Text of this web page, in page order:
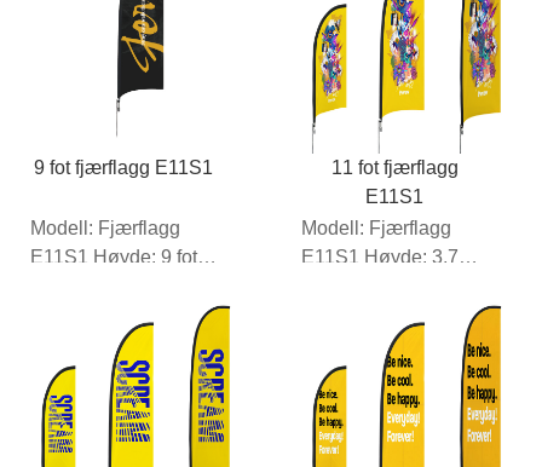
emballasjen...
emballasjen...
9 fot fjærflagg E11S1
Modell: Fjærflagg
E11S1 Høyde: 9 fot
Rammemateriale: &...
11 fot fjærflagg
E11S1
Modell: Fjærflagg
E11S1 Høyde: 3,7